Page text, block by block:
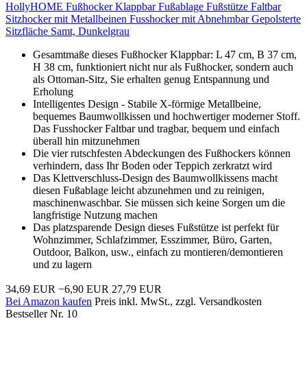
HollyHOME Fußhocker Klappbar Fußablage Fußstütze Faltbar
Sitzhocker mit Metallbeinen Fusshocker mit Abnehmbar Gepolsterte
Sitzfläche Samt, Dunkelgrau
Gesamtmaße dieses Fußhocker Klappbar: L 47 cm, B 37 cm,
H 38 cm, funktioniert nicht nur als Fußhocker, sondern auch
als Ottoman-Sitz, Sie erhalten genug Entspannung und
Erholung
Intelligentes Design - Stabile X-förmige Metallbeine,
bequemes Baumwollkissen und hochwertiger moderner Stoff.
Das Fusshocker Faltbar und tragbar, bequem und einfach
überall hin mitzunehmen
Die vier rutschfesten Abdeckungen des Fußhockers können
verhindern, dass Ihr Boden oder Teppich zerkratzt wird
Das Klettverschluss-Design des Baumwollkissens macht
diesen Fußablage leicht abzunehmen und zu reinigen,
maschinenwaschbar. Sie müssen sich keine Sorgen um die
langfristige Nutzung machen
Das platzsparende Design dieses Fußstütze ist perfekt für
Wohnzimmer, Schlafzimmer, Esszimmer, Büro, Garten,
Outdoor, Balkon, usw., einfach zu montieren/demontieren
und zu lagern
34,69 EUR −6,90 EUR 27,79 EUR
Bei Amazon kaufen Preis inkl. MwSt., zzgl. Versandkosten
Bestseller Nr. 10